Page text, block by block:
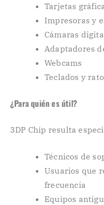
Tarjetas
Impresoras y
Cámaras
Adaptadores
Webcams
Teclados y
¿Para quién es útil?
3DP Chip resulta
Técnicos de
Usuarios que
frecuencia
Equipos